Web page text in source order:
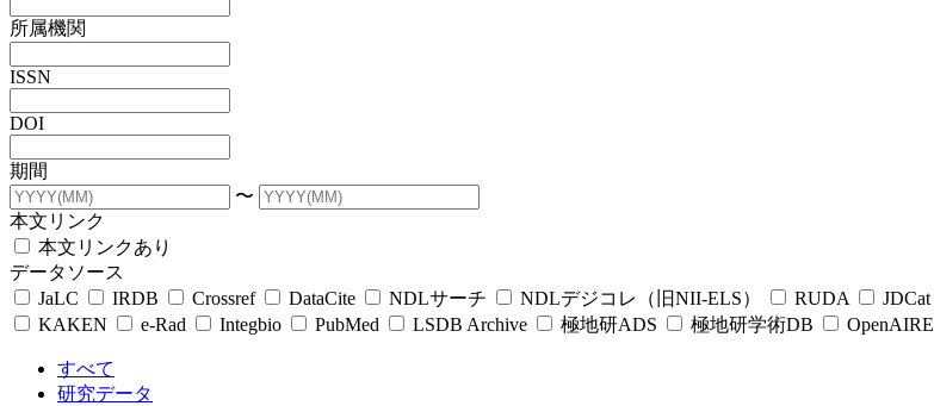
所属機関
ISSN
DOI
期間
〜
本文リンク
本文リンクあり
データソース
JaLC
IRDB Crossref DataCite NDLサーチ NDLデジコレ（旧NII-ELS） RUDA JDCat
KAKEN
e-Rad Integbio PubMed LSDB Archive 極地研ADS 極地研学術DB OpenAIRE
すべて
研究データ